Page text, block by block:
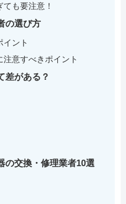
も要注意！
の選び方
イント
注意すべきポイント
差がある？
の交換・修理業者10選